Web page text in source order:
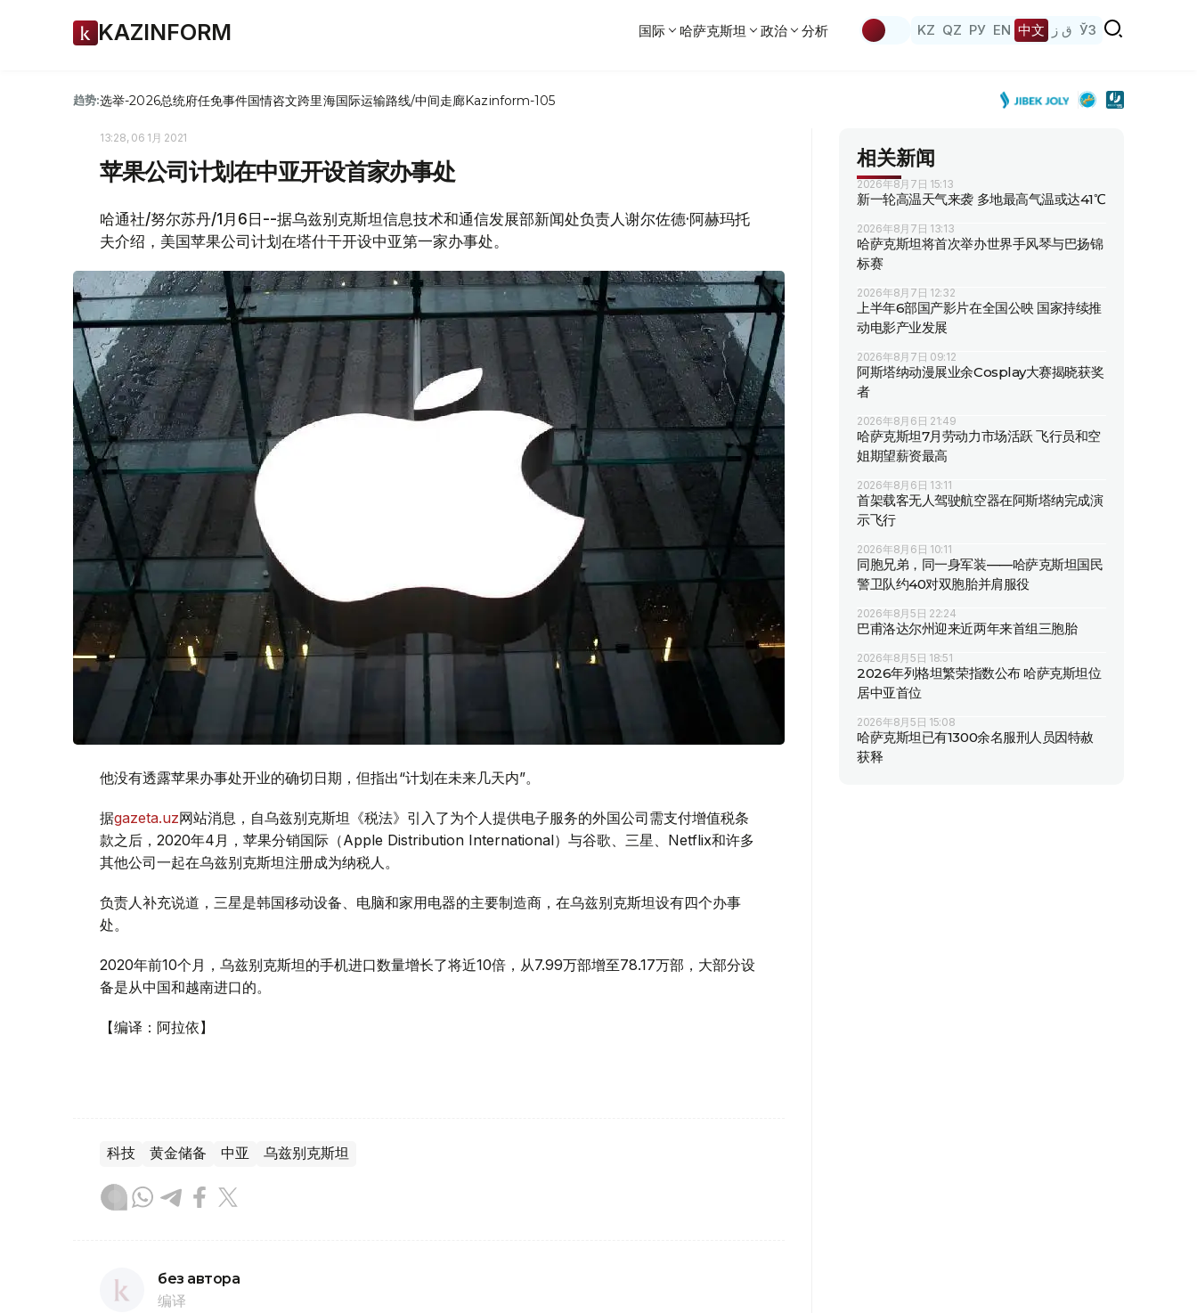
KAZINFORM 国际 哈萨克斯坦 政治 分析 KZ QZ РУ EN 中文 ق ز ЎЗ
趋势:选举-2026总统府任免事件国情咨文跨里海国际运输路线/中间走廊Kazinform-105
13:28, 06 1月 2021
苹果公司计划在中亚开设首家办事处
哈通社/努尔苏丹/1月6日--据乌兹别克斯坦信息技术和通信发展部新闻处负责人谢尔佐德·阿赫玛托
夫介绍，美国苹果公司计划在塔什干开设中亚第一家办事处。
他没有透露苹果办事处开业的确切日期，但指出“计划在未来几天内”。
据gazeta.uz网站消息，自乌兹别克斯坦《税法》引入了为个人提供电子服务的外国公司需支付增值税条
款之后，2020年4月，苹果分销国际（Apple Distribution International）与谷歌、三星、Netflix和许多
其他公司一起在乌兹别克斯坦注册成为纳税人。
负责人补充说道，三星是韩国移动设备、电脑和家用电器的主要制造商，在乌兹别克斯坦设有四个办事
处。
2​​020年前10个月，乌兹别克斯坦的手机进口数量增长了将近10倍，从7.99万部增至78.17万部，大部分设
备是从中国和越南进口的。
【编译：阿拉依】
科技 黄金储备 中亚 乌兹别克斯坦
без автора
编译
相关新闻
2026年8月7日 15:13
新一轮高温天气来袭 多地最高气温或达41℃
2026年8月7日 13:13
哈萨克斯坦将首次举办世界手风琴与巴扬锦
标赛
2026年8月7日 12:32
上半年6部国产影片在全国公映 国家持续推
动电影产业发展
2026年8月7日 09:12
阿斯塔纳动漫展业余Cosplay大赛揭晓获奖
者
2026年8月6日 21:49
哈萨克斯坦7月劳动力市场活跃 飞行员和空
姐期望薪资最高
2026年8月6日 13:11
首架载客无人驾驶航空器在阿斯塔纳完成演
示飞行
2026年8月6日 10:11
同胞兄弟，同一身军装——哈萨克斯坦国民
警卫队约40对双胞胎并肩服役
2026年8月5日 22:24
巴甫洛达尔州迎来近两年来首组三胞胎
2026年8月5日 18:51
2026年列格坦繁荣指数公布 哈萨克斯坦位
居中亚首位
2026年8月5日 15:08
哈萨克斯坦已有1300余名服刑人员因特赦
获释